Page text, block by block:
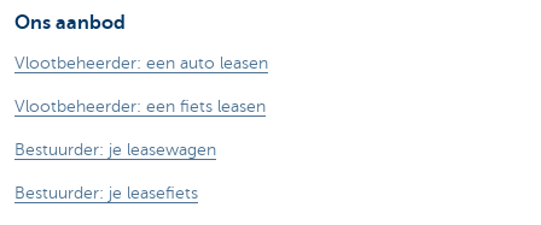
Ons aanbod
Vlootbeheerder: een auto leasen
Vlootbeheerder: een fiets leasen
Bestuurder: je leasewagen
Bestuurder: je leasefiets